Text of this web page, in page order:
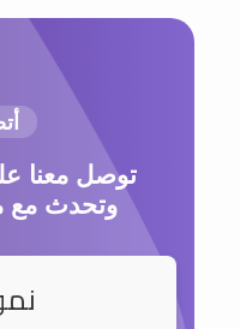
وتحدث مع